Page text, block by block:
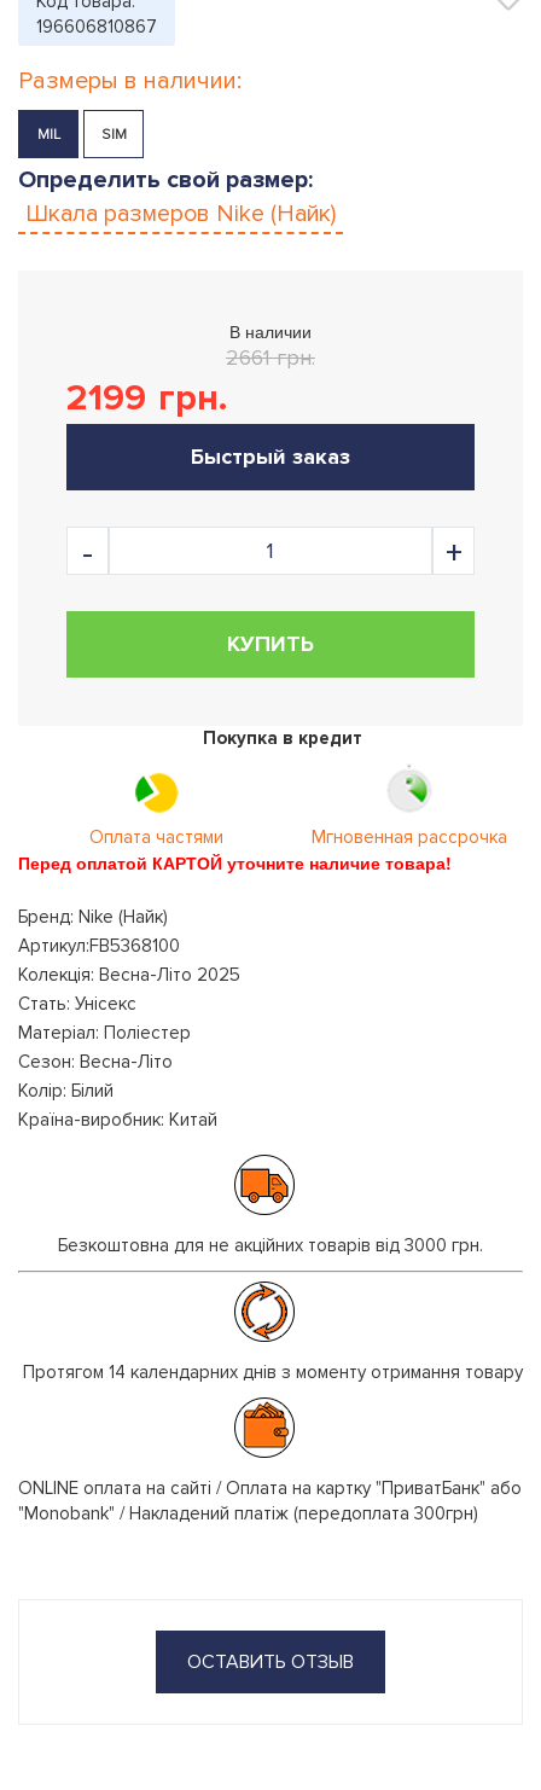
196606810867
Размеры в наличии:
M|L S|M
Определить свой размер:
Шкала размеров Nike (Найк)
В наличии
2661 грн.
2199 грн.
Быстрый заказ
КУПИТЬ
Покупка в кредит
Оплата частями Мгновенная рассрочка
Перед оплатой КАРТОЙ уточните наличие товара!
Бренд: Nike (Найк)
Артикул:FB5368100
Колекція: Весна-Літо 2025
Стать: Унісекс
Матеріал: Поліестер
Сезон: Весна-Літо
Колір: Білий
Країна-виробник: Китай
Безкоштовна для не акційних товарів від 3000 грн.
Протягом 14 календарних днів з моменту отримання товару
ONLINE оплата на сайті / Оплата на картку "ПриватБанк" або
"Monobank" / Накладений платіж (передоплата 300грн)
ОСТАВИТЬ ОТЗЫВ